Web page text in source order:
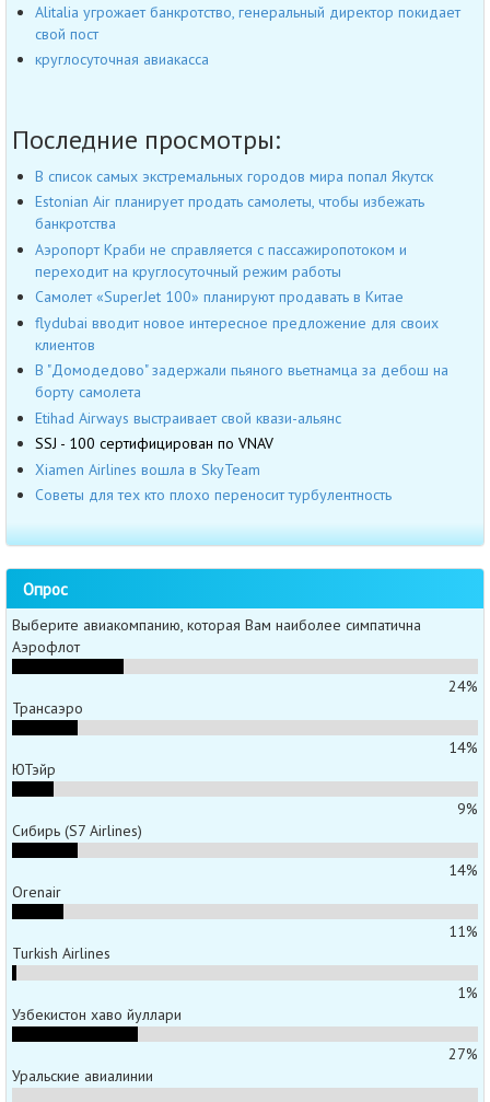
Alitalia угрожает банкротство, генеральный директор покидает
свой пост
круглосуточная авиакасса
Последние просмотры:
В список самых экстремальных городов мира попал Якутск
Estonian Air планирует продать самолеты, чтобы избежать
банкротства
Аэропорт Краби не справляется с пассажиропотоком и
переходит на круглосуточный режим работы
Самолет «SuperJet 100» планируют продавать в Китае
flydubai вводит новое интересное предложение для своих
клиентов
В "Домодедово" задержали пьяного вьетнамца за дебош на
борту самолета
Etihad Airways выстраивает свой квази-альянс
SSJ - 100 сертифицирован по VNAV
Xiamen Airlines вошла в SkyTeam
Советы для тех кто плохо переносит турбулентность
Опрос
Выберите авиакомпанию, которая Вам наиболее симпатична
Аэрофлот
24%
Трансаэро
14%
ЮТэйр
9%
Сибирь (S7 Airlines)
14%
Orenair
11%
Turkish Airlines
1%
Узбекистон хаво йуллари
27%
Уральские авиалинии